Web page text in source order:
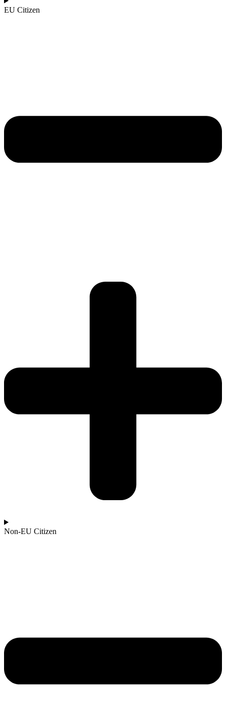
EU Citizen
Non-EU Citizen